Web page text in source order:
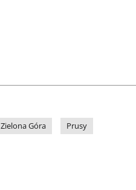
Zielona Góra Prusy